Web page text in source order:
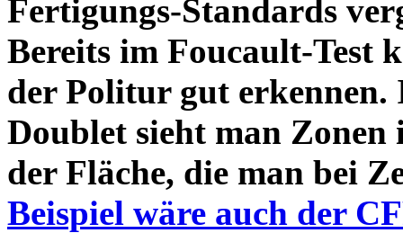
Fertigungs-Standards
Bereits im Foucault-Test
der Politur gut
Doublet sieht man Zonen
der Fläche, die man bei
Beispiel wäre auch der